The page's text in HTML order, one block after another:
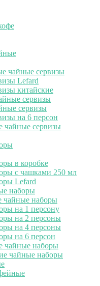
чайные сервизы
Lefard
китайские
сервизы
сервизы
на 6 персон
чайные сервизы
в коробке
с чашками 250 мл
Lefard
наборы
чайные наборы
на 1 персону
на 2 персоны
на 4 персоны
на 6 персон
чайные наборы
чайные наборы